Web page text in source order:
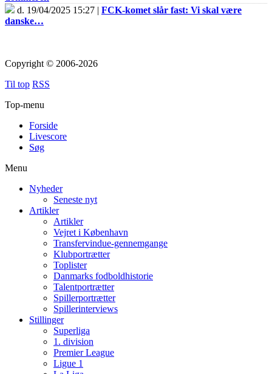
d. 19/04/2025 15:27 | FCK-komet slår fast: Vi skal være
danske…
Copyright © 2006-2026
Til top RSS
Top-menu
Forside
Livescore
Søg
Menu
Nyheder
Seneste nyt
Artikler
Artikler
Vejret i København
Transfervindue-gennemgange
Klubportrætter
Toplister
Danmarks fodboldhistorie
Talentportrætter
Spillerportrætter
Spillerinterviews
Stillinger
Superliga
1. division
Premier League
Ligue 1